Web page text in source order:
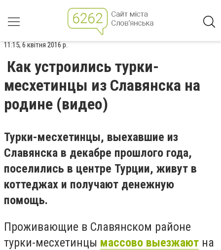
11:15, 6 квітня 2016 р.
Как устроились турки-
месхетинцы из Славянска на
родине (видео)
Турки-месхетинцы, выехавшие из
Славянска в декабре прошлого года,
поселились в центре Турции, живут в
коттеджах и получают денежную
помощь.
Проживающие в Славянском районе
турки-месхетинцы массово выезжают на